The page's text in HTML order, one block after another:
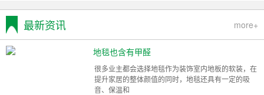
最新资讯 more+
地毯也含有甲醛
很多业主都会选择地毯作为装饰室内地板的软装，在
提升家居的整体颜值的同时，地毯还具有一定的吸
音、保温和